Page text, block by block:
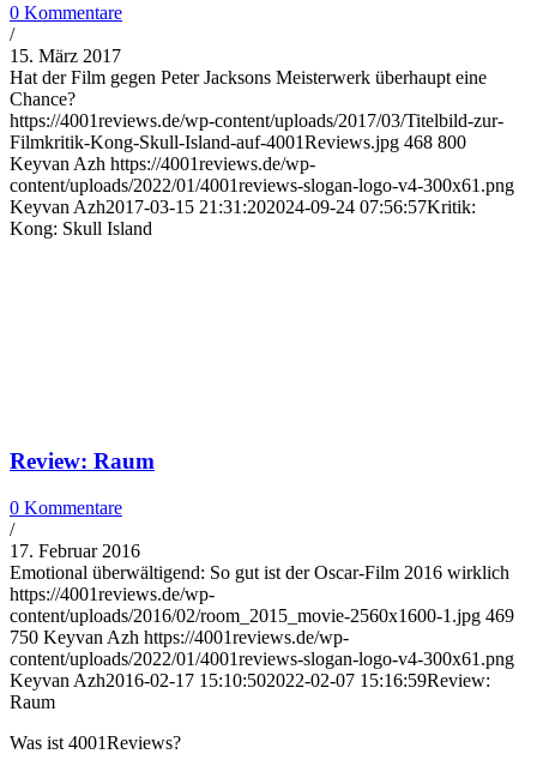
0 Kommentare
/
15. März 2017
Hat der Film gegen Peter Jacksons Meisterwerk überhaupt eine
Chance?
https://4001reviews.de/wp-content/uploads/2017/03/Titelbild-zur-
Filmkritik-Kong-Skull-Island-auf-4001Reviews.jpg 468 800
Keyvan Azh https://4001reviews.de/wp-
content/uploads/2022/01/4001reviews-slogan-logo-v4-300x61.png
Keyvan Azh2017-03-15 21:31:202024-09-24 07:56:57Kritik:
Kong: Skull Island
Review: Raum
0 Kommentare
/
17. Februar 2016
Emotional überwältigend: So gut ist der Oscar-Film 2016 wirklich
https://4001reviews.de/wp-
content/uploads/2016/02/room_2015_movie-2560x1600-1.jpg 469
750 Keyvan Azh https://4001reviews.de/wp-
content/uploads/2022/01/4001reviews-slogan-logo-v4-300x61.png
Keyvan Azh2016-02-17 15:10:502022-02-07 15:16:59Review:
Raum
Was ist 4001Reviews?